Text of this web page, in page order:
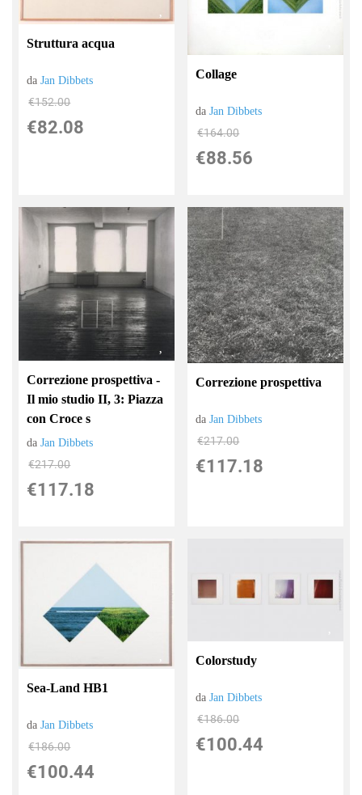
Struttura acqua
daJan Dibbets
€152.00
€82.08
Collage
daJan Dibbets
€164.00
€88.56
Correzione prospettiva -
Il mio studio II, 3: Piazza
con Croce s
daJan Dibbets
€217.00
€117.18
Correzione prospettiva
daJan Dibbets
€217.00
€117.18
Sea-Land HB1
daJan Dibbets
€186.00
€100.44
Colorstudy
daJan Dibbets
€186.00
€100.44